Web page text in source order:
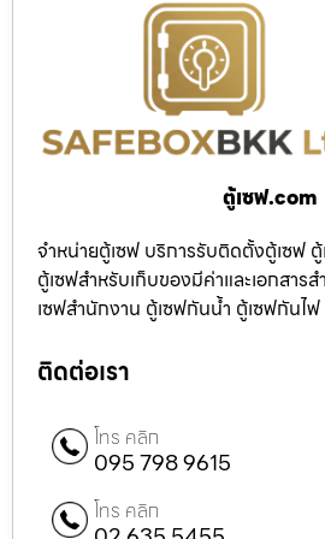
ตู้เซฟ.com
จำหน่ายตู้เซฟ บริการรับติดตั้งตู้เซฟ
ตู้เซฟสำหรับเก็บของมีค่าและเอกสาร
เซฟสำนักงาน ตู้เซฟกันน้ำ ตู้เซฟกันไฟ
ติดต่อเรา
โทร คลิก
095 798 9615
โทร คลิก